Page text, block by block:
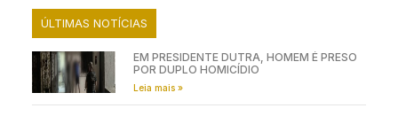
ÚLTIMAS NOTÍCIAS
EM PRESIDENTE DUTRA, HOMEM É PRESO
POR DUPLO HOMICÍDIO
Leia mais »